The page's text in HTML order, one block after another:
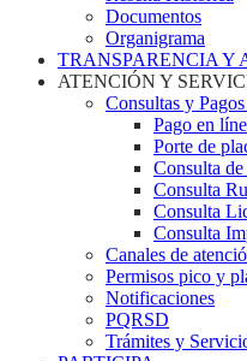
Documentos
Organigrama
TRANSPARENCIA Y
ATENCIÓN Y
Consultas y
Pago en
Porte de
Consulta
Consulta
Consulta
Consulta
Canales de
Permisos pico y
Notificaciones
PQRSD
Trámites y